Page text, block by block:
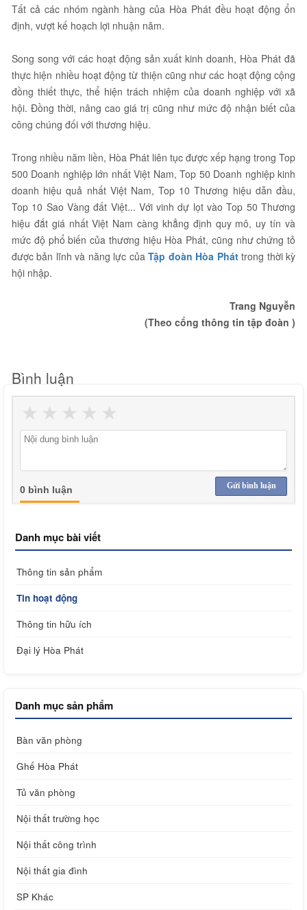
Tất cả các nhóm ngành hàng của Hòa Phát đều hoạt động ổn
định, vượt kế hoạch lợi nhuận năm.
Song song với các hoạt động sản xuất kinh doanh, Hòa Phát đã
thực hiện nhiều hoạt động từ thiện cũng như các hoạt động cộng
đồng thiết thực, thể hiện trách nhiệm của doanh nghiệp với xã
hội. Đồng thời, nâng cao giá trị cũng như mức độ nhận biết của
công chúng đối với thương hiệu.
Trong nhiều năm liền, Hòa Phát liên tục được xếp hạng trong Top
500 Doanh nghiệp lớn nhất Việt Nam, Top 50 Doanh nghiệp kinh
doanh hiệu quả nhất Việt Nam, Top 10 Thương hiệu dẫn đầu,
Top 10 Sao Vàng đất Việt... Với vinh dự lọt vào Top 50 Thương
hiệu đắt giá nhất Việt Nam càng khẳng định quy mô, uy tín và
mức độ phổ biến của thương hiệu Hòa Phát, cũng như chứng tỏ
được bản lĩnh và năng lực củaTập đoàn Hòa Pháttrong thời kỳ
hội nhập.
Trang Nguyễn
(Theo cổng thông tin tập đoàn )
Bình luận
★
★
★
★
★
Gửi bình luận
0 bình luận
Danh mục bài viết
Thông tin sản phẩm
Tin hoạt động
Thông tin hữu ích
Đại lý Hòa Phát
Danh mục sản phẩm
Bàn văn phòng
Ghế Hòa Phát
Tủ văn phòng
Nội thất trường học
Nội thất công trình
Nội thất gia đình
SP Khác